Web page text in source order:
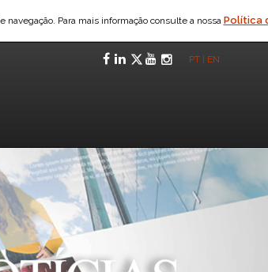
Para mais informação consulte a nossa Política
Facebook
LinkedIn
Twitter
YouTube
PT EN